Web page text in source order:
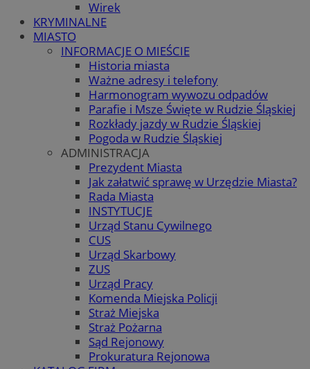
Wirek
KRYMINALNE
MIASTO
INFORMACJE O MIEŚCIE
Historia miasta
Ważne adresy i telefony
Harmonogram wywozu odpadów
Parafie i Msze Święte w Rudzie Śląskiej
Rozkłady jazdy w Rudzie Śląskiej
Pogoda w Rudzie Śląskiej
ADMINISTRACJA
Prezydent Miasta
Jak załatwić sprawę w Urzędzie Miasta?
Rada Miasta
INSTYTUCJE
Urząd Stanu Cywilnego
CUS
Urząd Skarbowy
ZUS
Urząd Pracy
Komenda Miejska Policji
Straż Miejska
Straż Pożarna
Sąd Rejonowy
Prokuratura Rejonowa